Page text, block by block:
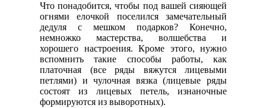
Что понадобится, чтобы под вашей сияющей
огнями елочкой поселился замечательный
дедуля с мешком подарков? Конечно,
немножко мастерства, волшебства и
хорошего настроения. Кроме этого, нужно
вспомнить такие способы работы, как
платочная (все ряды вяжутся лицевыми
петлями) и чулочная вязка (лицевые ряды
состоят из лицевых петель, изнаночные
формируются из выворотных).